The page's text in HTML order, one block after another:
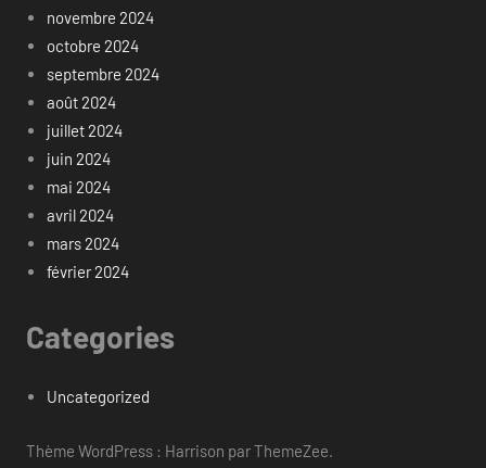
novembre 2024
octobre 2024
septembre 2024
août 2024
juillet 2024
juin 2024
mai 2024
avril 2024
mars 2024
février 2024
Categories
Uncategorized
Thème WordPress : Harrison par ThemeZee.